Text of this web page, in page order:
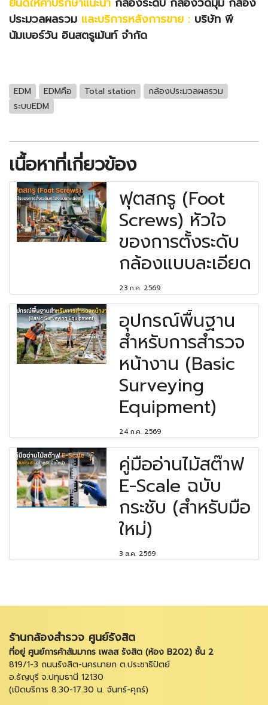
ประมวลผลรวม และบริการหลังการขาย : บริษัท พี
นัมเบอร์วัน อินสตรูเม้นท์ จำกัด
EDM EDMคือ Total station
กล้องประมวลผลรวม
ระบบEDM
เนื้อหาที่เกี่ยวข้อง
ฟุตสกรู (Foot
Screws) หัวใจ
ของการตั้งระดับ
กล้องแบบละเอียด
23 ก.ค. 2569
อุปกรณ์พื้นฐาน
สำหรับการสำรวจ
หน้างาน (Basic
Surveying
Equipment)
24 ก.ค. 2569
คู่มืออ่านไม้สต๊าฟ
E-Scale ฉบับ
กระชับ (สำหรับมือ
ใหม่)
3 ส.ค. 2569
ร้านกล้องสำรวจ ศูนย์รังสิต
ที่อยู่ ศูนย์การค้าสัมมากร เพลส รังสิต (ห้อง B202) ชั้น 2
819/1-3 ถนนรังสิต-นครนายก ต.ประชาธิปัตย์
อ.ธัญบุรี จ.ปทุมธานี 12130
(เปิดบริการ 8.30-17.30 น. จันทร์-ศุกร์)